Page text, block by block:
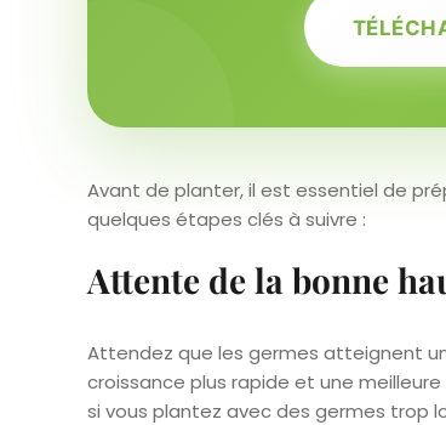
Avant de planter, il est essentiel de
quelques étapes clés à suivre :
Attente de la bonne
Attendez que les germes atteignent
croissance plus rapide et une
si vous plantez avec des germes trop